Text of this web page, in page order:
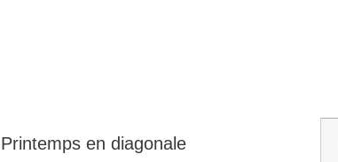
Printemps en diagonale